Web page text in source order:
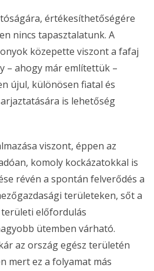
értékesíthetőségére
nincs tapasztalatunk. A
közepette viszont a fafaj
– ahogy már említettük –
újul, különösen fiatal és
is lehetőség
viszont, éppen az
komoly kockázatokkal is
révén a spontán felverődés a
területeken, sőt a
előfordulás
ütemben várható.
az ország egész területén
mert ez a folyamat más